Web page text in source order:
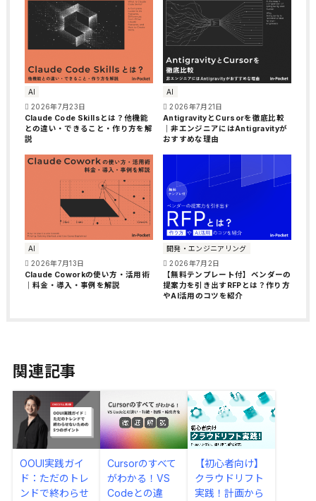
AI
2026年7月23日
Claude Code Skillsとは？他機能
との違い・できること・作り方を解
説
AI
2026年7月21日
AntigravityとCursorを徹底比較
｜非エンジニアにはAntigravityが
おすすめな理由
AI
2026年7月13日
Claude Coworkの使い方・活用術
｜料金・導入・事例を解説
開発・エンジニアリング
2026年7月2日
【無料テンプレート付】ベンダーの
提案力を引き出すRFPとは？作り方
やAI活用のコツを紹介
関連記事
OOUI実践ガイ
ド：ただのトレ
ンドで終わらせ
Cursorのすべて
がわかる！VS
Codeとの違
【初心者向け】
クラウドリフト
実践！計画から